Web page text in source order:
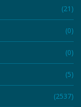
(21)
(0)
(0)
(5)
(2537)